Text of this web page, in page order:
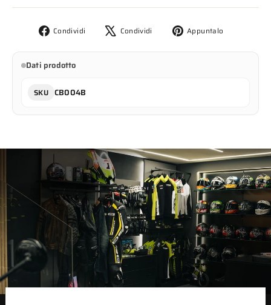
Condividi
Condividi
Facebook
Condividi
Twitta
X
Appuntalo
pin
Dati prodotto
SKU CB004B